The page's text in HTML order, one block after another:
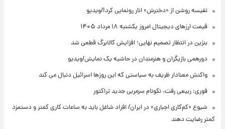
نفیسه روشن از «دخترش» انار رونمایی کرد!/ویدیو
قیمت ارزهای دیجیتال امروز یکشنبه ۱۸ مرداد ۱۴۰۵
بنزین در انتظار تصمیم نهایی؛ افزایش کالابرگ قطعی شد
دورهمی بازیگران و هنرمندان در حاشیه یک نمایش/ویدیو
واکنش معنادار ظریف به سیاستی که این روزها اسرائیل دنبال می کند
فوری: ربیعی رفت، نکونام سرمربی جدید تراکتور
شیوع «کم‌کاری اجباری» در ایران/ افراد شاغل باید به ساعات کاری کمتر و دستمزد
کمتر رضایت دهند